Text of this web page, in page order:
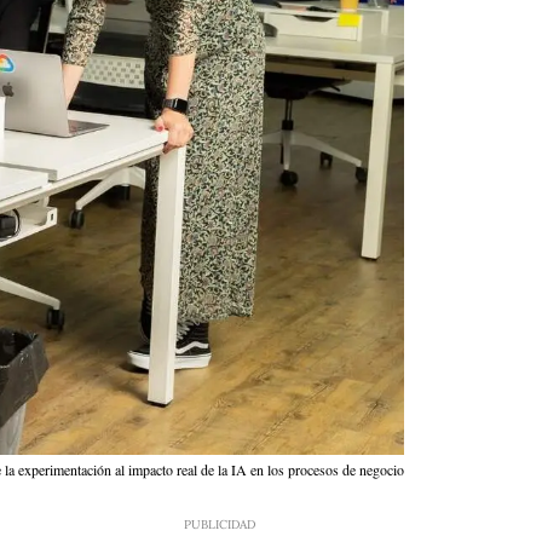
experimentación al impacto real de la IA en los procesos de negocio